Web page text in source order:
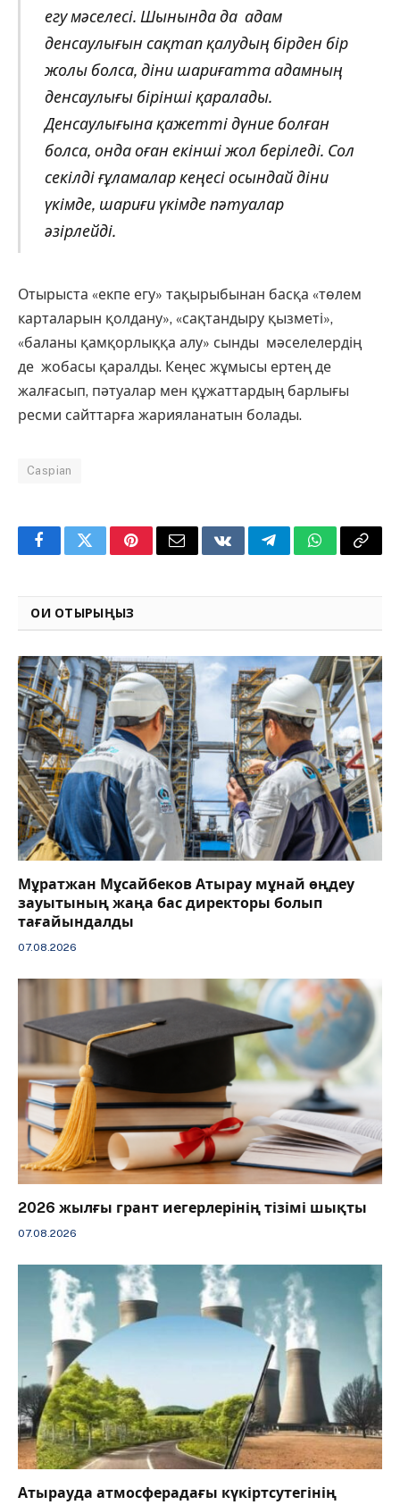
егу мәселесі. Шынында да адам
денсаулығын сақтап қалудың бірден бір
жолы болса, діни шариғатта адамның
денсаулығы бірінші қаралады.
Денсаулығына қажетті дүние болған
болса, онда оған екінші жол беріледі. Сол
секілді ғұламалар кеңесі осындай діни
үкімде, шариғи үкімде пәтуалар
әзірлейді.
Отырыста «екпе егу» тақырыбынан басқа «төлем
карталарын қолдану», «сақтандыру қызметі»,
«баланы қамқорлыққа алу» сынды мәселелердің
де жобасы қаралды. Кеңес жұмысы ертең де
жалғасып, пәтуалар мен құжаттардың барлығы
ресми сайттарға жарияланатын болады.
Caspian
FacebookTwitterPinterestEmail VKontakteTelegramWhatsApp
Copy
ОҚИ ОТЫРЫҢЫЗ
Мұратжан Мұсайбеков Атырау мұнай өңдеу
зауытының жаңа бас директоры болып
тағайындалды
07.08.2026
2026 жылғы грант иегерлерінің тізімі шықты
07.08.2026
Атырауда атмосферадағы күкіртсутегінің